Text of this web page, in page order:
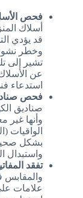
فحص
أسلاك
قد يؤدي
وخطر
تشير إلى
عن
استدعاء
فحص
صناديق
وأنها
الواقيات
بشكل
واستبدال
تفقد
والمقابس
علامات